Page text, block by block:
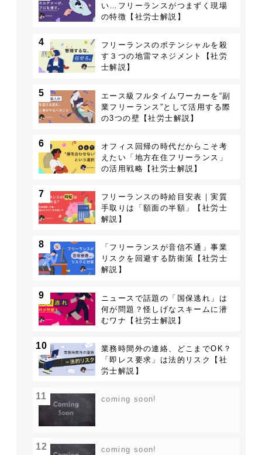
い…フリーランスがつまずく現場
の特徴【社労士解説】
4
フリーランスのポテンシャルを殺
す３つの地雷マネジメント【社労
士解説】
5
エース級フルタイムワーカーを“副
業フリーランス”として活用する際
の3つの壁【社労士解説】
6
オフィス回帰の時代だからこそ考
えたい「地方在住フリーランス」
の活用戦略【社労士解説】
7
フリーランスの時給目安表｜実質
手取りは「額面の半額」【社労士
解説】
8
「フリーランスが音信不通」事業
リスクを回避する防衛策【社労士
解説】
9
ニュースで話題の「国保逃れ」は
何が問題？怪しげなスキームに潜
むワナ【社労士解説】
10
業務時間外の連絡、どこまでOK？
「即レス要求」は法的リスク【社
労士解説】
11 coming soon!
12 coming soon!